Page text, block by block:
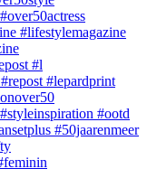
#l